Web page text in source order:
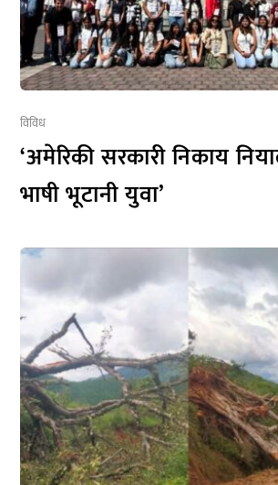
विविध
‘अमेरिकी सरकारी निकाय
भाषी भूटानी युवा’